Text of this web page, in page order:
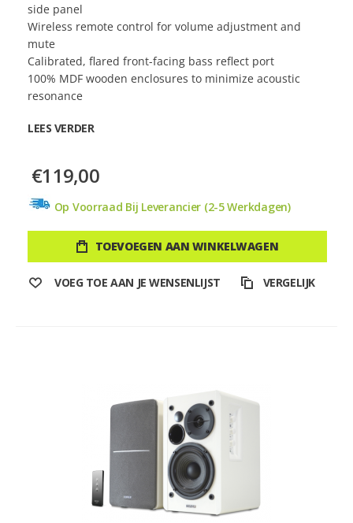
side panel
Wireless remote control for volume adjustment and
mute
Calibrated, flared front-facing bass reflect port
100% MDF wooden enclosures to minimize acoustic
resonance
LEES VERDER
€119,00
Op Voorraad Bij Leverancier (2-5 Werkdagen)
TOEVOEGEN AAN WINKELWAGEN
VOEG TOE AAN JE WENSENLIJST VERGELIJK